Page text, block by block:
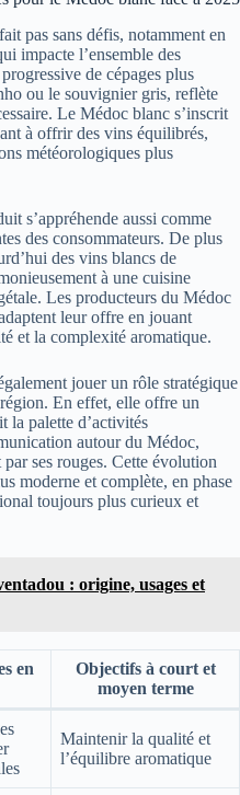
pas sans défis, notamment en
impacte l’ensemble des
de cépages plus
ou le souvignier gris, reflète
Le Médoc blanc s’inscrit
à offrir des vins équilibrés,
météorologiques plus
s’appréhende aussi comme
des consommateurs. De plus
des vins blancs de
à une cuisine
Les producteurs du Médoc
leur offre en jouant
et la complexité aromatique.
jouer un rôle stratégique
En effet, elle offre un
la palette d’activités
autour du Médoc,
ses rouges. Cette évolution
moderne et complète, en phase
toujours plus curieux et
: origine, usages et
en
Objectifs à court et
moyen terme
Maintenir la qualité et
l’équilibre aromatique